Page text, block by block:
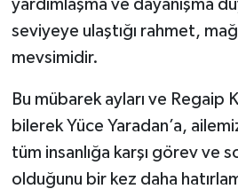
yardımlaşma ve dayanışma
seviyeye ulaştığı rahmet,
mevsimidir.
Bu mübarek ayları ve Regaip
bilerek Yüce Yaradan’a,
tüm insanlığa karşı görev ve
olduğunu bir kez daha